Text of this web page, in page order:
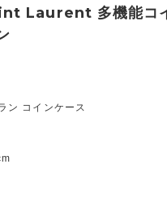
Laurent 多機能コ
ン コインケース